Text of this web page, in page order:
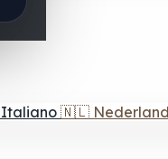
Italiano 🇳🇱